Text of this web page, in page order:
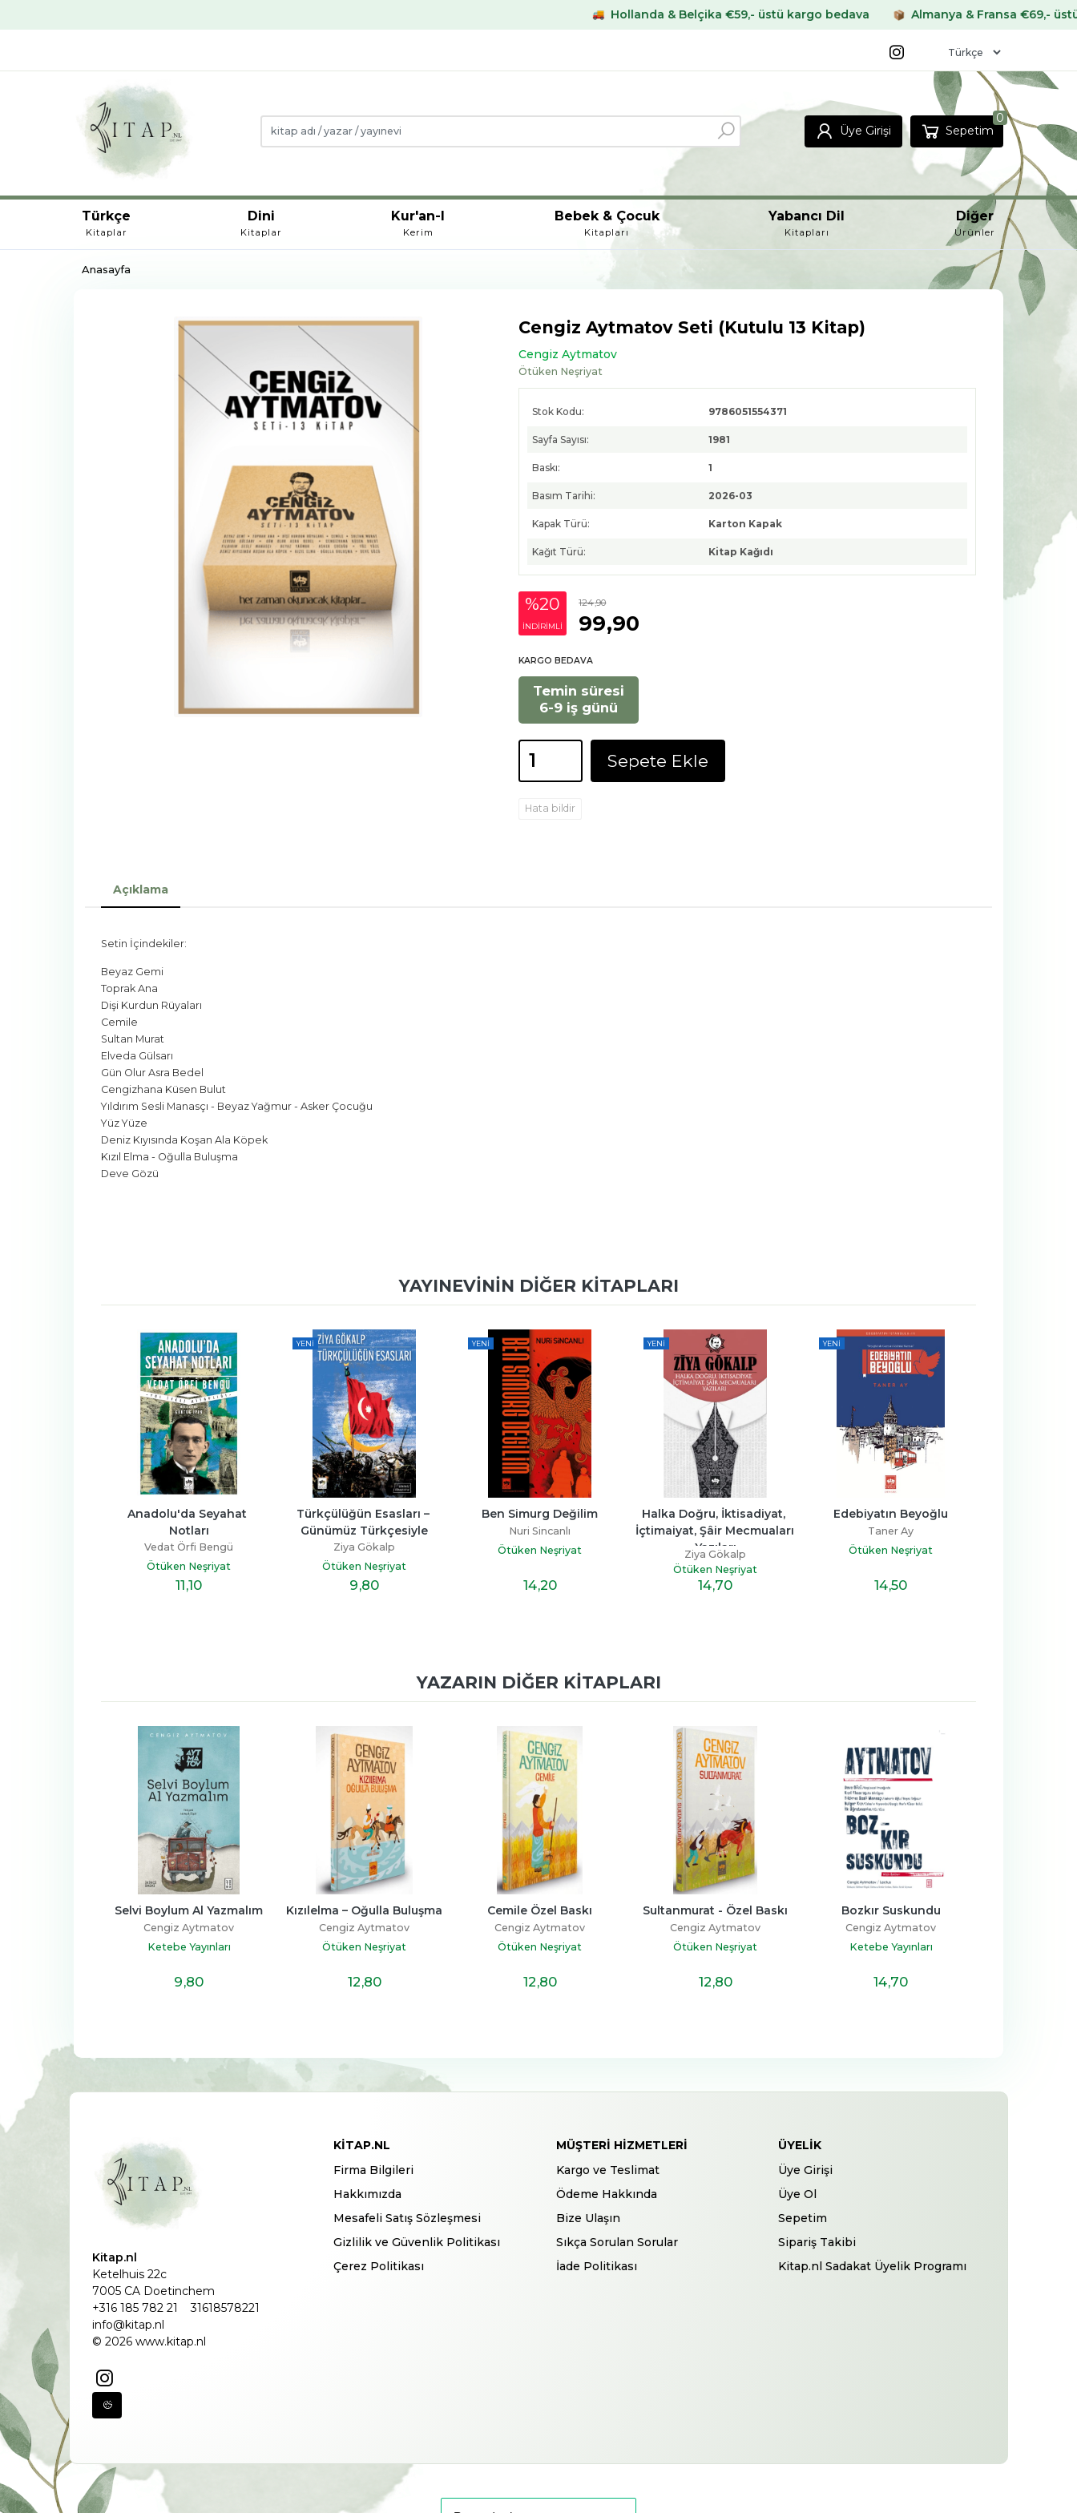
Hollanda & Belçika €59,- üstü kargo bedava Almanya & Fransa €69,- üstü kargo bedava
Üye Girişi Sepetim
0
Türkçe
Kitaplar
Dini
Kitaplar
Kur'an-I
Kerim
Bebek & Çocuk
Kitapları
Yabancı Dil
Kitapları
Diğer
Ürünler
Anasayfa
Cengiz Aytmatov Seti (Kutulu 13 Kitap)
Cengiz Aytmatov
Ötüken Neşriyat
Stok Kodu: 9786051554371
Sayfa Sayısı: 1981
Baskı: 1
Basım Tarihi: 2026-03
Kapak Türü: Karton Kapak
Kağıt Türü: Kitap Kağıdı
%20
INDIRIMLI
124,90
99,90
KARGO BEDAVA
Temin süresi
6-9 iş günü
Sepete Ekle
Hata bildir
Açıklama
Setin İçindekiler:
Beyaz Gemi
Toprak Ana
Dişi Kurdun Rüyaları
Cemile
Sultan Murat
Elveda Gülsarı
Gün Olur Asra Bedel
Cengizhana Küsen Bulut
Yıldırım Sesli Manasçı - Beyaz Yağmur - Asker Çocuğu
Yüz Yüze
Deniz Kıyısında Koşan Ala Köpek
Kızıl Elma - Oğulla Buluşma
Deve Gözü
YAYINEVININ DIĞER KITAPLARI
Anadolu'da Seyahat
Notları
Vedat Örfi Bengü
Ötüken Neşriyat
11,10
YENI
Türkçülüğün Esasları –
Günümüz Türkçesiyle
Ziya Gökalp
Ötüken Neşriyat
9,80
YENI
Ben Simurg Değilim
Nuri Sincanlı
Ötüken Neşriyat
14,20
YENI
Halka Doğru, İktisadiyat,
İçtimaiyat, Şâir Mecmuaları
Yazıları
Ziya Gökalp
Ötüken Neşriyat
14,70
YENI
Edebiyatın Beyoğlu
Taner Ay
Ötüken Neşriyat
14,50
YAZARIN DIĞER KITAPLARI
Selvi Boylum Al Yazmalım
Cengiz Aytmatov
Ketebe Yayınları
9,80
Kızılelma – Oğulla Buluşma
Cengiz Aytmatov
Ötüken Neşriyat
12,80
Cemile Özel Baskı
Cengiz Aytmatov
Ötüken Neşriyat
12,80
Sultanmurat - Özel Baskı
Cengiz Aytmatov
Ötüken Neşriyat
12,80
Bozkır Suskundu
Cengiz Aytmatov
Ketebe Yayınları
14,70
Kitap.nl
Ketelhuis 22c
7005 CA Doetinchem
+316 185 782 21
31618578221
info@kitap.nl
© 2026 www.kitap.nl
KITAP.NL
Firma Bilgileri
Hakkımızda
Mesafeli Satış Sözleşmesi
Gizlilik ve Güvenlik Politikası
Çerez Politikası
MÜŞTERI HIZMETLERI
Kargo ve Teslimat
Ödeme Hakkında
Bize Ulaşın
Sıkça Sorulan Sorular
İade Politikası
ÜYELIK
Üye Girişi
Üye Ol
Sepetim
Sipariş Takibi
Kitap.nl Sadakat Üyelik Programı